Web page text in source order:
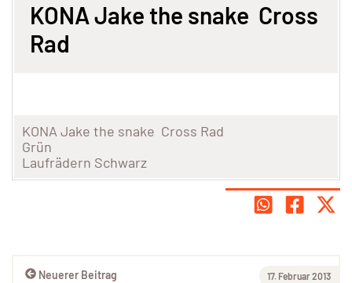
KONA Jake the snake Cross
Rad
KONA Jake the snake Cross Rad
Grün
Laufrädern Schwarz
Neuerer Beitrag 17. Februar 2013